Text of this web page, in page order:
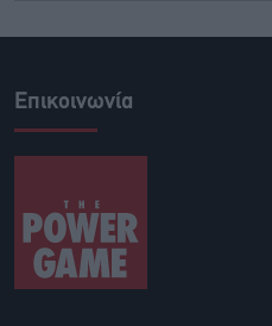
Επικοινωνία